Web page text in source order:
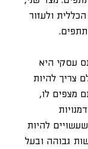
ולעזור
עסקי היא
צריך להיות
מצפים לו,
שעשויים להיות
גבוהה ובעל